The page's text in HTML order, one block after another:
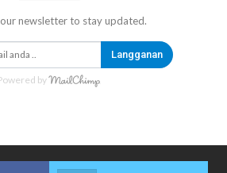
newsletter to stay updated.
Langganan
by